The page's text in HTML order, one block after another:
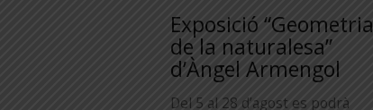
Exposició “Geometria
de la naturalesa”
d’Àngel Armengol
Del 5 al 28 d’agost es podrà